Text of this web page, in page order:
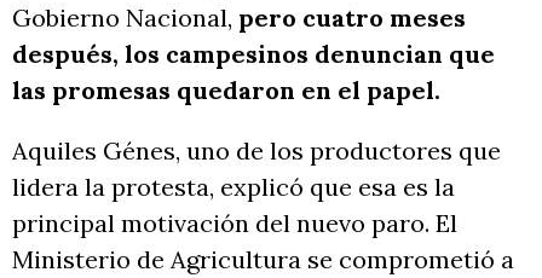
Gobierno Nacional, pero cuatro meses
después, los campesinos denuncian que
las promesas quedaron en el papel.
Aquiles Génes, uno de los productores que
lidera la protesta, explicó que esa es la
principal motivación del nuevo paro. El
Ministerio de Agricultura se comprometió a